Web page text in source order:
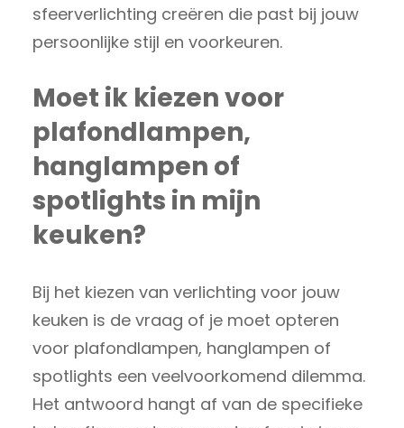
sfeerverlichting creëren die past bij jouw
persoonlijke stijl en voorkeuren.
Moet ik kiezen voor
plafondlampen,
hanglampen of
spotlights in mijn
keuken?
Bij het kiezen van verlichting voor jouw
keuken is de vraag of je moet opteren
voor plafondlampen, hanglampen of
spotlights een veelvoorkomend dilemma.
Het antwoord hangt af van de specifieke